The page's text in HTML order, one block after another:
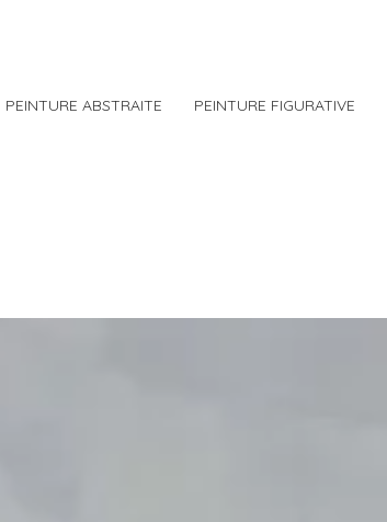
PEINTURE ABSTRAITE PEINTURE FIGURATIVE